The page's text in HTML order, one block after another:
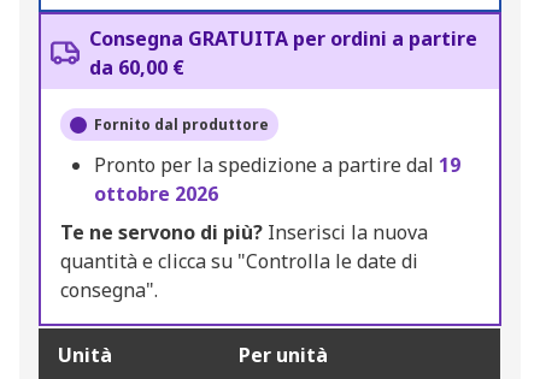
Consegna GRATUITA per ordini a partire
da 60,00 €
Fornito dal produttore
Pronto per la spedizione a partire dal 19
ottobre 2026
Te ne servono di più? Inserisci la nuova
quantità e clicca su "Controlla le date di
consegna".
Unità Per unità